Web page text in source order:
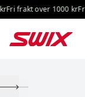
Hopp til innhold
Fri frakt over 1000 krFri